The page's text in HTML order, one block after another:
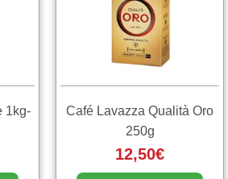
1kg-
Café Lavazza Qualità Oro
250g
12,50€